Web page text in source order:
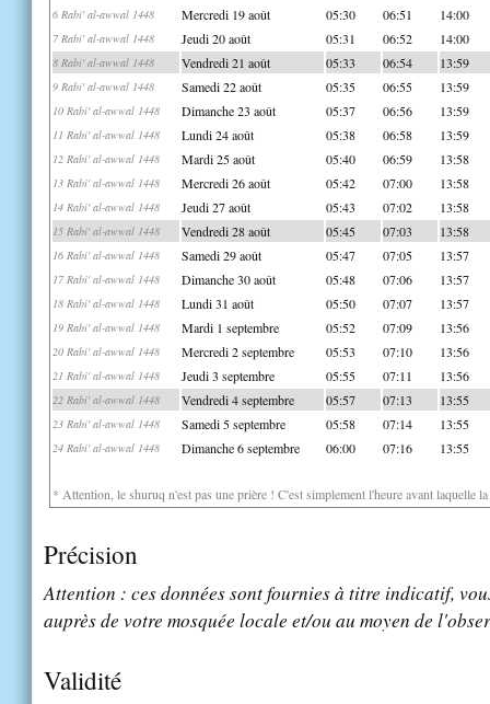
6 Rabi' al-awwal 1448 Mercredi 19 août 05:30 06:51 14:00
7 Rabi' al-awwal 1448 Jeudi 20 août 05:31 06:52 14:00
8 Rabi' al-awwal 1448 Vendredi 21 août 05:33 06:54 13:59
9 Rabi' al-awwal 1448 Samedi 22 août 05:35 06:55 13:59
10 Rabi' al-awwal 1448 Dimanche 23 août 05:37 06:56 13:59
11 Rabi' al-awwal 1448 Lundi 24 août 05:38 06:58 13:59
12 Rabi' al-awwal 1448 Mardi 25 août 05:40 06:59 13:58
13 Rabi' al-awwal 1448 Mercredi 26 août 05:42 07:00 13:58
14 Rabi' al-awwal 1448 Jeudi 27 août 05:43 07:02 13:58
15 Rabi' al-awwal 1448 Vendredi 28 août 05:45 07:03 13:58
16 Rabi' al-awwal 1448 Samedi 29 août 05:47 07:05 13:57
17 Rabi' al-awwal 1448 Dimanche 30 août 05:48 07:06 13:57
18 Rabi' al-awwal 1448 Lundi 31 août 05:50 07:07 13:57
19 Rabi' al-awwal 1448 Mardi 1 septembre 05:52 07:09 13:56
20 Rabi' al-awwal 1448 Mercredi 2 septembre 05:53 07:10 13:56
21 Rabi' al-awwal 1448 Jeudi 3 septembre 05:55 07:11 13:56
22 Rabi' al-awwal 1448 Vendredi 4 septembre 05:57 07:13 13:55
23 Rabi' al-awwal 1448 Samedi 5 septembre 05:58 07:14 13:55
24 Rabi' al-awwal 1448 Dimanche 6 septembre 06:00 07:16 13:55
* Attention, le shuruq n'est pas une prière ! C'est simplement l'heure avant laquelle
Précision
Attention : ces données sont fournies à titre indicatif,
auprès de votre mosquée locale et/ou au moyen de
Validité